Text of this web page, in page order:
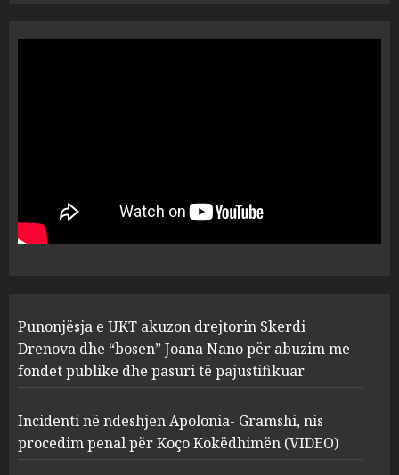
1
“bosen” Joana Nano për
abuzim me fondet publike dhe
pasuri të pajustifikuar
2
Apolonia- Gramshi, nis
procedim penal për Koço
Kokëdhimën (VIDEO)
MARCH 27, 2025
FOTO/ Persona të maskuar
sulmuan “One Albania”,
Punonjësja e UKT akuzon drejtorin Skerdi
Drenova dhe “bosen” Joana Nano për abuzim me
fondet publike dhe pasuri të pajustifikuar
Incidenti në ndeshjen Apolonia- Gramshi, nis
procedim penal për Koço Kokëdhimën (VIDEO)